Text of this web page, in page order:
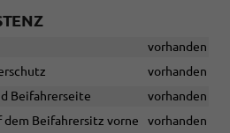
vorhanden
vorhanden
Beifahrerseite
vorhanden
dem Beifahrersitz vorne
vorhanden